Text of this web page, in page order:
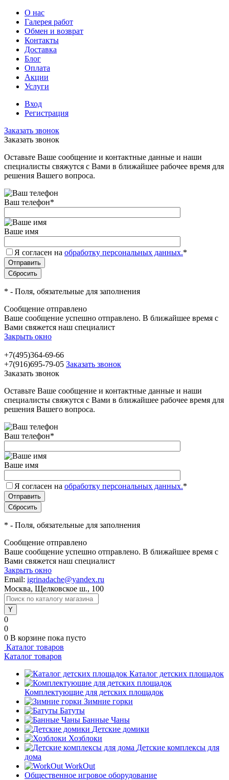
О нас
Галерея работ
Обмен и возврат
Контакты
Доставка
Блог
Оплата
Акции
Услуги
Вход
Регистрация
Заказать звонок
Заказать звонок
Оставьте Ваше сообщение и контактные данные и наши
специалисты свяжутся с Вами в ближайшее рабочее время для
решения Вашего вопроса.
Ваш телефон*
Ваше имя
Я согласен на обработку персональных данных.*
* - Поля, обязательные для заполнения
Сообщение отправлено
Ваше сообщение успешно отправлено. В ближайшее время с
Вами свяжется наш специалист
Закрыть окно
+7(495)364-69-66
+7(916)695-79-05 Заказать звонок
Заказать звонок
Оставьте Ваше сообщение и контактные данные и наши
специалисты свяжутся с Вами в ближайшее рабочее время для
решения Вашего вопроса.
Ваш телефон*
Ваше имя
Я согласен на обработку персональных данных.*
* - Поля, обязательные для заполнения
Сообщение отправлено
Ваше сообщение успешно отправлено. В ближайшее время с
Вами свяжется наш специалист
Закрыть окно
Email: igrinadache@yandex.ru
Москва, Щелковское ш., 100
0
0
0 В корзине пока пусто
Каталог товаров
Каталог товаров
Каталог детских площадок
Комплектующие для детских площадок
Зимние горки
Батуты
Банные Чаны
Детские домики
Хозблоки
Детские комплексы для
дома
WorkOut
Общественное игровое оборудование